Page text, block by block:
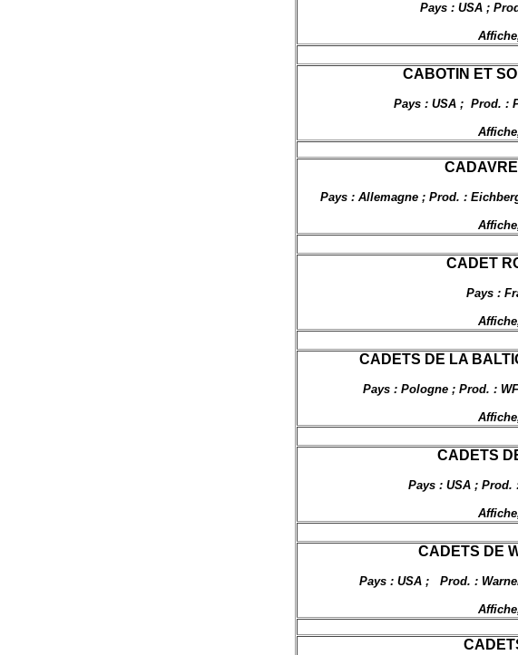
Pays : USA ;
CABOTIN ET
Pays : USA ; Prod. :
Pays : Allemagne ; Prod. :
CADET
Pays :
CADETS DE LA
Pays : Pologne ; Prod. :
CADETS
Pays : USA ;
CADETS DE
Pays : USA ; Prod. :